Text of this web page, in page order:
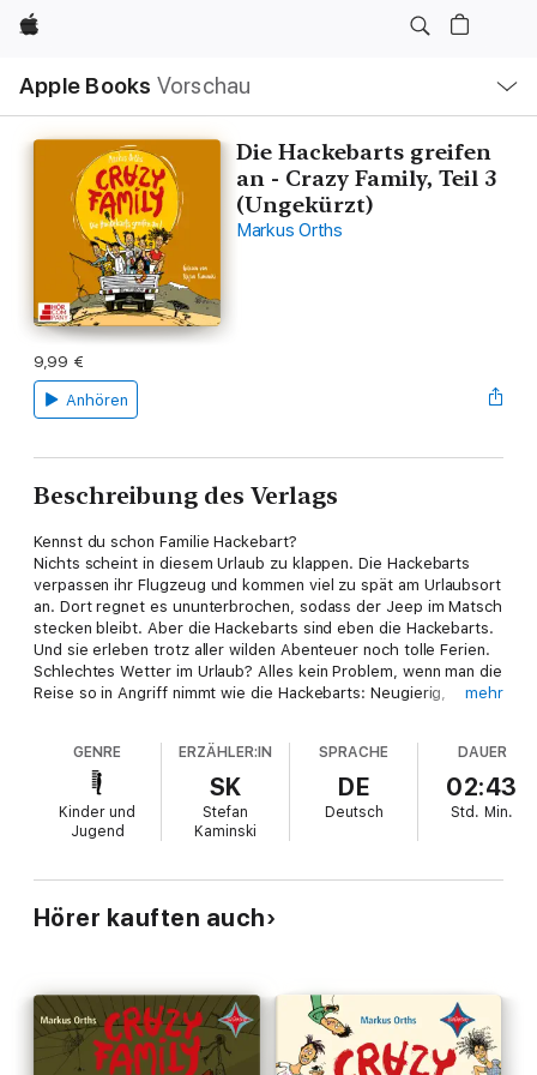
Apple
Apple Books Vorschau
Navigation
Menü
öffnen
Die Hackebarts greifen
an - Crazy Family, Teil 3
(Ungekürzt)
Markus Orths
9,99 €
Anhören
Beschreibung des Verlags
Kennst du schon Familie Hackebart?
Nichts scheint in diesem Urlaub zu klappen. Die Hackebarts
verpassen ihr Flugzeug und kommen viel zu spät am Urlaubsort
an. Dort regnet es ununterbrochen, sodass der Jeep im Matsch
stecken bleibt. Aber die Hackebarts sind eben die Hackebarts.
Und sie erleben trotz aller wilden Abenteuer noch tolle Ferien.
Schlechtes Wetter im Urlaub? Alles kein Problem, wenn man die
Reise so in Angriff nimmt wie die Hackebarts: Neugierig,
mehr
GENRE
Kinder und
Jugend
ERZÄHLER:IN
SK
Stefan
Kaminski
SPRACHE
DE
Deutsch
DAUER
02:43
Std. Min.
Hörer kauften auch